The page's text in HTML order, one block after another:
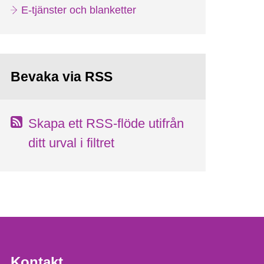
E-tjänster och blanketter
Bevaka via RSS
Skapa ett RSS-flöde utifrån
ditt urval i filtret